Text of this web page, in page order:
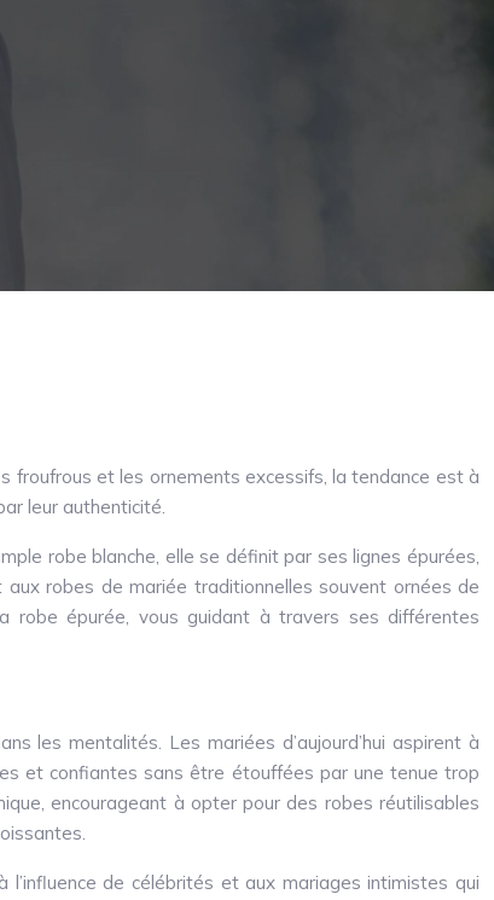
froufrous et les ornements excessifs, la tendance est à
leur authenticité.
robe blanche, elle se définit par ses lignes épurées,
robes de mariée traditionnelles souvent ornées de
robe épurée, vous guidant à travers ses différentes
les mentalités. Les mariées d’aujourd’hui aspirent à
et confiantes sans être étouffées par une tenue trop
encourageant à opter pour des robes réutilisables
de célébrités et aux mariages intimistes qui